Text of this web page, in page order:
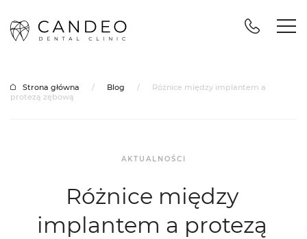
Strona główna / Blog /
Różnice między implantem a
protezą zębową
AKTUALNOŚCI
Różnice między
implantem a protezą